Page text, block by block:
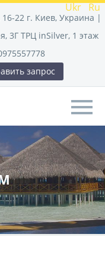
Ukr Ru
22 г. Киев, Украина |
3Г ТРЦ inSilver, 1 этаж
запрос